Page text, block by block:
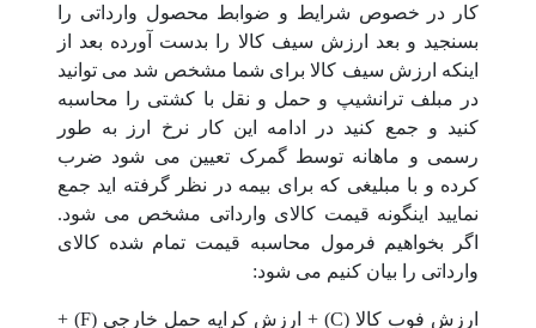
کار در خصوص شرایط و ضوابط محصول وارداتی را
بسنجید و بعد ارزش سیف کالا را بدست آورده بعد از
اینکه ارزش سیف کالا برای شما مشخص شد می توانید
در مبلف ترانشیپ و حمل و نقل با کشتی را محاسبه
کنید و جمع کنید در ادامه این کار نرخ ارز به طور
رسمی و ماهانه توسط گمرک تعیین می شود ضرب
کرده و با مبلیغی که برای بیمه در نظر گرفته اید جمع
نمایید اینگونه قیمت کالای وارداتی مشخص می شود.
اگر بخواهیم فرمول محاسبه قیمت تمام شده کالای
وارداتی را بیان کنیم می شود:
ارزش فوب کالا (C) + ارزش کرایه حمل خارجی (F) +